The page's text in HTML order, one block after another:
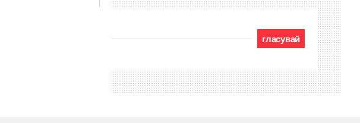
гласувай